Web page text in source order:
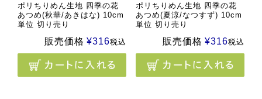
ポリちりめん生地 四季の花
あつめ(秋華/あきはな) 10cm
単位 切り売り
販売価格 ¥316税込
ポリちりめん生地 四季の花
あつめ(夏涼/なつすず) 10cm
単位 切り売り
販売価格 ¥316税込